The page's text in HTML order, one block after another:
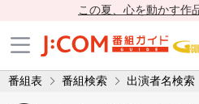
この夏、心を動かす作
番組表 番組検索 出演者名検索